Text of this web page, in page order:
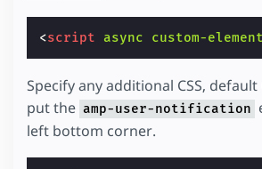
<script async custom-element
Specify any additional CSS, default
put the amp-user-notification
left bottom corner.